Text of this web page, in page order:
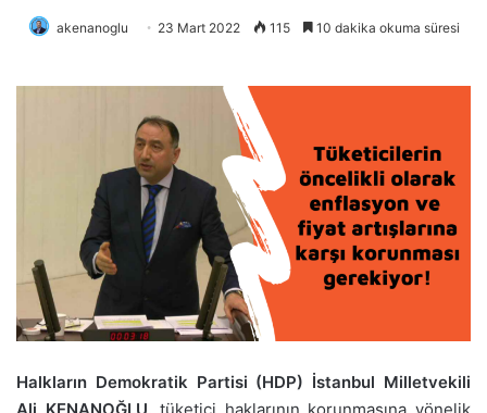
akenanoglu 23 Mart 2022 115 10 dakika okuma süresi
Halkların Demokratik Partisi (HDP) İstanbul Milletvekili
Ali KENANOĞLU, tüketici haklarının korunmasına yönelik